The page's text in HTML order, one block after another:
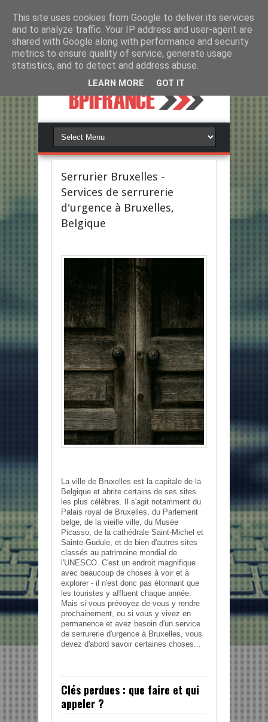
Serrurier Bruxelles -
Services de serrurerie
d'urgence à Bruxelles,
Belgique
La ville de Bruxelles est la capitale de la
Belgique et abrite certains de ses sites
les plus célèbres. Il s'agit notamment du
Palais royal de Bruxelles, du Parlement
belge, de la vieille ville, du Musée
Picasso, de la cathédrale Saint-Michel et
Sainte-Gudule, et de bien d'autres sites
classés au patrimoine mondial de
l'UNESCO. C'est un endroit magnifique
avec beaucoup de choses à voir et à
explorer - il n'est donc pas étonnant que
les touristes y affluent chaque année.
Mais si vous prévoyez de vous y rendre
prochainement, ou si vous y vivez en
permanence et avez besoin d'un service
de serrurerie d'urgence à Bruxelles, vous
devez d'abord savoir certaines choses...
Clés perdues : que faire et qui
appeler ?
This site uses cookies from Google to deliver its services
and to analyze traffic. Your IP address and user-agent are
shared with Google along with performance and security
metrics to ensure quality of service, generate usage
statistics, and to detect and address abuse.
LEARN MORE GOT IT